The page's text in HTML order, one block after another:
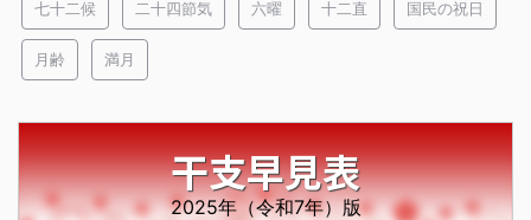
七十二候 二十四節気 六曜 十二直 国民の祝日
月齢 満月
干支早見表
2025年（令和7年）版